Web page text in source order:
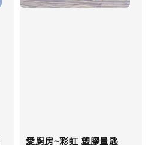
愛廚房~彩虹 塑膠量匙